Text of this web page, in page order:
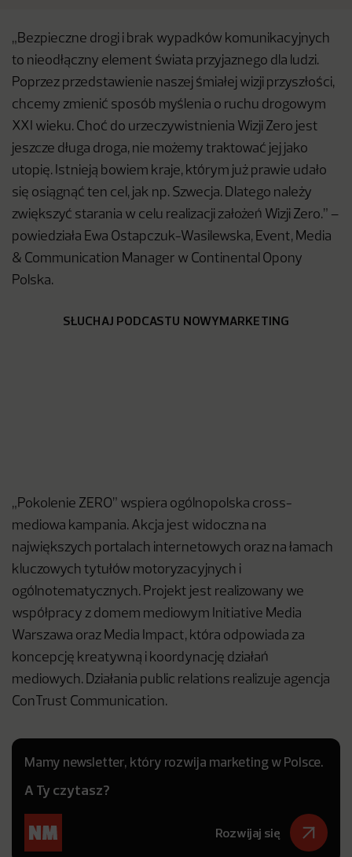
„Bezpieczne drogi i brak wypadków komunikacyjnych
to nieodłączny element świata przyjaznego dla ludzi.
Poprzez przedstawienie naszej śmiałej wizji przyszłości,
chcemy zmienić sposób myślenia o ruchu drogowym
XXI wieku. Choć do urzeczywistnienia Wizji Zero jest
jeszcze długa droga, nie możemy traktować jej jako
utopię. Istnieją bowiem kraje, którym już prawie udało
się osiągnąć ten cel, jak np. Szwecja. Dlatego należy
zwiększyć starania w celu realizacji założeń Wizji Zero.” –
powiedziała Ewa Ostapczuk-Wasilewska, Event, Media
& Communication Manager w Continental Opony
Polska.
SŁUCHAJ PODCASTU NOWYMARKETING
„Pokolenie ZERO” wspiera ogólnopolska cross-
mediowa kampania. Akcja jest widoczna na
największych portalach internetowych oraz na łamach
kluczowych tytułów motoryzacyjnych i
ogólnotematycznych. Projekt jest realizowany we
współpracy z domem mediowym Initiative Media
Warszawa oraz Media Impact, która odpowiada za
koncepcję kreatywną i koordynację działań
mediowych. Działania public relations realizuje agencja
ConTrust Communication.
Mamy newsletter, który rozwija marketing w Polsce.
A Ty czytasz?
Rozwijaj się